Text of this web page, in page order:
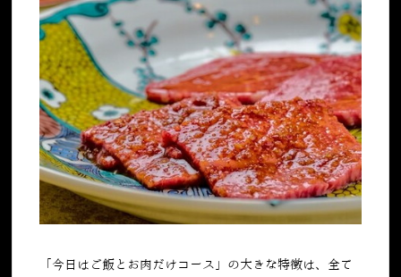
「 今日はご飯とお肉だけコース 」の大きな特徴は、全て